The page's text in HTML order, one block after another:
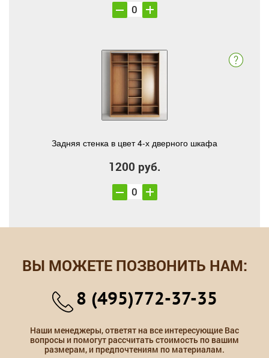
Задняя стенка в цвет 4-х дверного шкафа
1200 руб.
ВЫ МОЖЕТЕ ПОЗВОНИТЬ НАМ:
8 (495)772-37-35
Наши менеджеры, ответят на все интересующие Вас
вопросы и помогут рассчитать стоимость по вашим
размерам, и предпочтениям по материалам.